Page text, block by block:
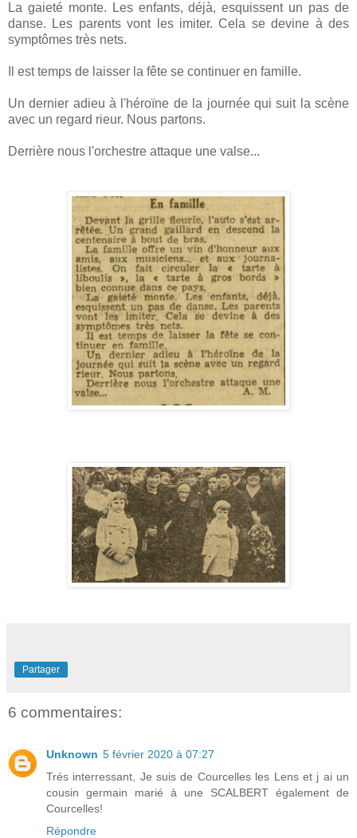
La gaieté monte. Les enfants, déjà, esquissent un pas de
danse. Les parents vont les imiter. Cela se devine à des
symptômes très nets.
Il est temps de laisser la fête se continuer en famille.
Un dernier adieu à l'héroïne de la journée qui suit la scène
avec un regard rieur. Nous partons.
Derrière nous l'orchestre attaque une valse...
Partager
6 commentaires:
Unknown 5 février 2020 à 07:27
Trés interressant, Je suis de Courcelles les Lens et j ai un
cousin germain marié à une SCALBERT également de
Courcelles!
Répondre